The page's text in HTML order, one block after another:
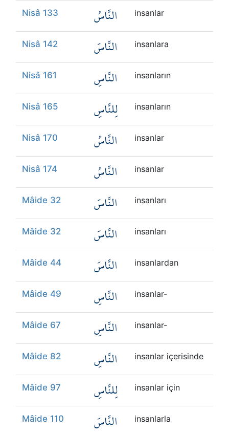
Nisâ 133 النَّاسُ insanlar
Nisâ 142 النَّاسَ insanlara
Nisâ 161 النَّاسِ insanların
Nisâ 165 لِلنَّاسِ insanların
Nisâ 170 النَّاسُ insanlar
Nisâ 174 النَّاسُ insanlar
Mâide 32 النَّاسَ insanları
Mâide 32 النَّاسَ insanları
Mâide 44 النَّاسَ insanlardan
Mâide 49 النَّاسِ insanlar-
Mâide 67 النَّاسِ insanlar-
Mâide 82 النَّاسِ insanlar içerisinde
Mâide 97 لِلنَّاسِ insanlar için
Mâide 110 النَّاسَ insanlarla